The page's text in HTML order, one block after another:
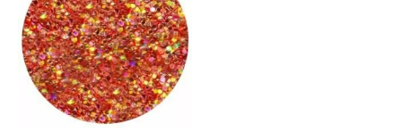
€ 3,57.€ 1,79.